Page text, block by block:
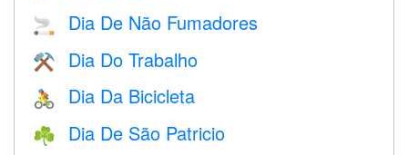
🚬 Dia De Não Fumadores
⚒️ Dia Do Trabalho
🚴 Dia Da Bicicleta
☘️ Dia De São Patricio